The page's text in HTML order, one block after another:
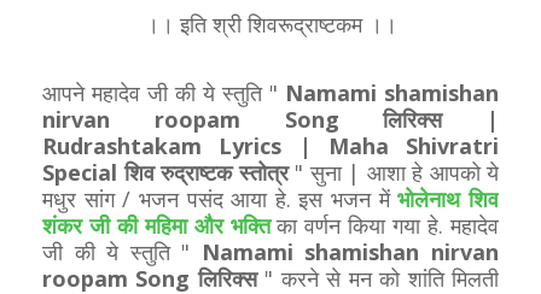
।। इति श्री शिवरूद्राष्टकम ।।
आपने महादेव जी की ये स्तुति " Namami shamishan
nirvan roopam Song लिरिक्स |
Rudrashtakam Lyrics | Maha Shivratri
Special शिव रुद्राष्टक स्तोत्र" सुना | आशा हे आपको ये
मधुर सांग / भजन पसंद आया हे. इस भजन मेंभोलेनाथ शिव
शंकर जी की महिमा और भक्तिका वर्णन किया गया हे. महादेव
जी की ये स्तुति " Namami shamishan nirvan
roopam Song लिरिक्स" करने से मन को शांति मिलती